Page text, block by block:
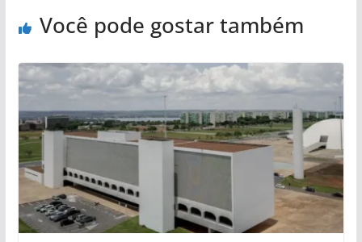
Você pode gostar também